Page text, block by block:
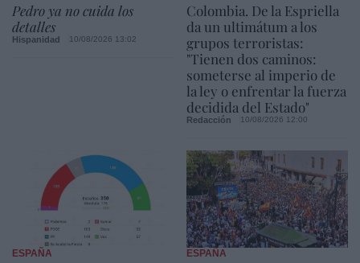
Pedro ya no cuida los
detalles
Hispanidad 10/08/2026 13:02
Colombia. De la Espriella
da un ultimátum a los
grupos terroristas:
"Tienen dos caminos:
someterse al imperio de
la ley o enfrentar la fuerza
decidida del Estado"
Redacción 10/08/2026 12:00
ESPAÑA ESPAÑA